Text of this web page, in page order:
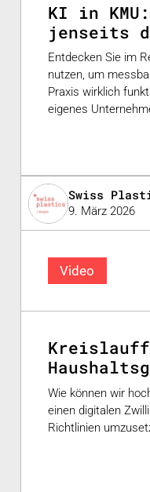
KI in
jenseits
Entdecken Sie im
nutzen, um
Praxis wirklich
eigenes
Swiss
9. März 2026
Video
Wie können wir
einen digitalen
Richtlinien